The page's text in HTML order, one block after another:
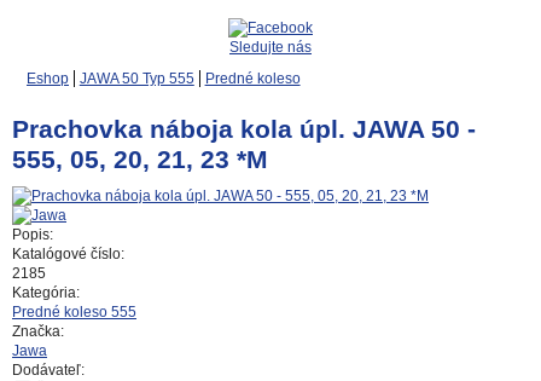
Sledujte nás
Eshop
JAWA 50 Typ 555 Predné koleso
Prachovka náboja kola úpl. JAWA 50 -
555, 05, 20, 21, 23 *M
Popis:
Katalógové číslo:
2185
Kategória:
Predné koleso 555
Značka:
Jawa
Dodávateľ: